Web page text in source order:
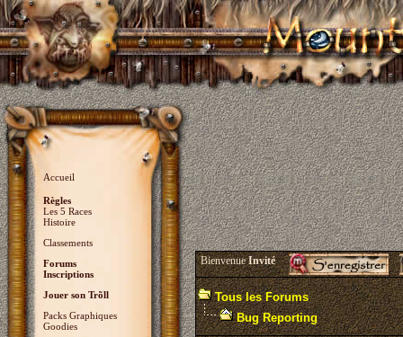
Accueil
Règles
Les 5 Races
Histoire
Classements
Forums
Inscriptions
Jouer son Trõll
Packs Graphiques
Goodies
BienvenueInvité
Tous les Forums
Bug Reporting